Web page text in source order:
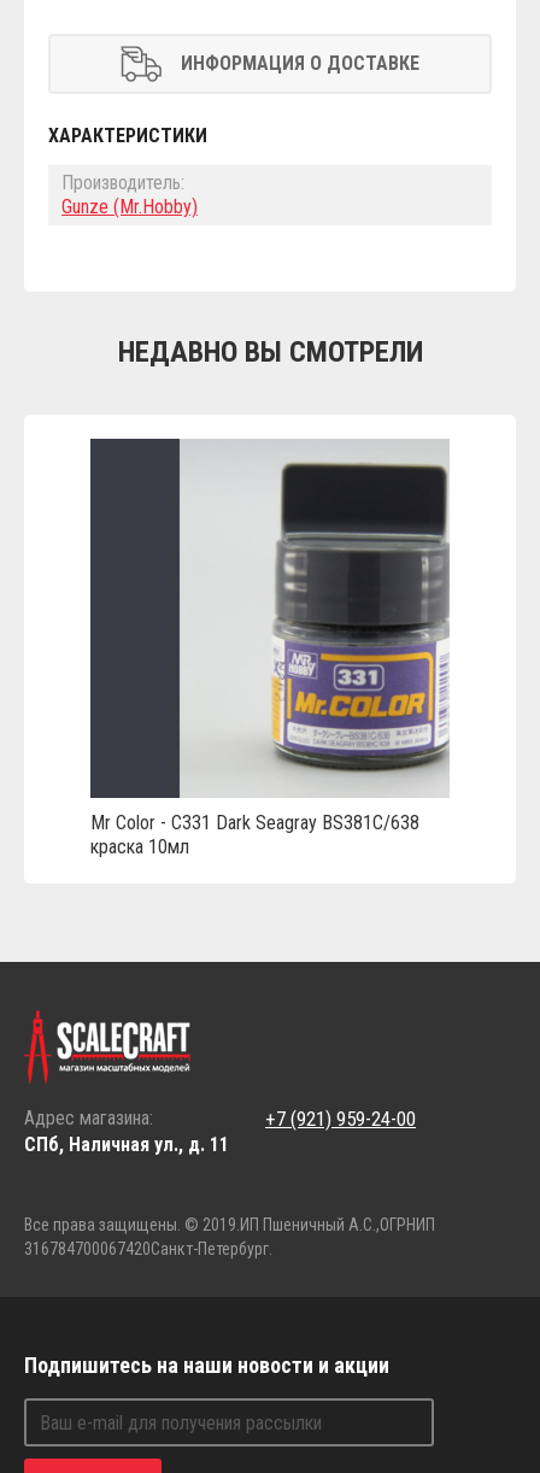
ИНФОРМАЦИЯ О ДОСТАВКЕ
ХАРАКТЕРИСТИКИ
Производитель:
Gunze (Mr.Hobby)
НЕДАВНО ВЫ СМОТРЕЛИ
Mr Color - C331 Dark Seagray BS381C/638
краска 10мл
Адрес магазина:
СПб, Наличная ул., д. 11
+7 (921) 959-24-00
Все права защищены. © 2019. ИП Пшеничный А.С.,ОГРНИП
316784700067420Санкт-Петербург.
Подпишитесь на наши новости и акции